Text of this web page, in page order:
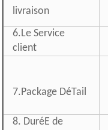
livraison
6.Le Service
client
7.Package DéTail
8. DuréE de